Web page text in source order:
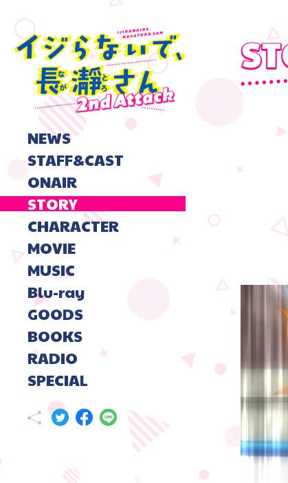
NEWS
STAFF&CAST
ONAIR
STORY
CHARACTER
MOVIE
MUSIC
Blu-ray
GOODS
BOOKS
RADIO
SPECIAL